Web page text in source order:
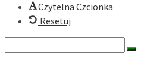
Czytelna Czcionka
Resetuj